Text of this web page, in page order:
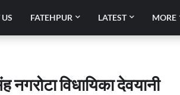
FATEHPUR LATEST MORE
विधायिका देवयानी